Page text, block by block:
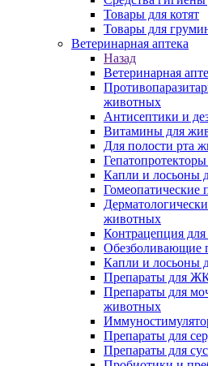
Товары для котят
Товары для
Ветеринарная аптека
Назад
Ветеринарная
животных
Антисептики и
Витамины для
Для полости рта
Капли и лосьоны
Гомеопатические
животных
Контрацепция
Обезболивающие
Капли и лосьоны
Препараты для
Препараты для
животных
Препараты для
Препараты для